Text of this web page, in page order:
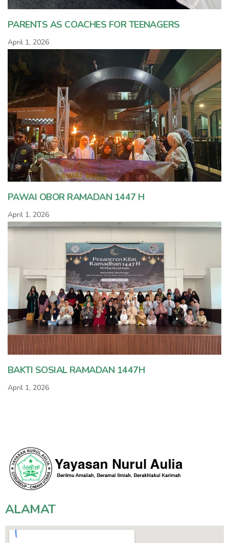
PARENTS AS COACHES FOR TEENAGERS
April 1, 2026
PAWAI OBOR RAMADAN 1447 H
April 1, 2026
BAKTI SOSIAL RAMADAN 1447H
April 1, 2026
ALAMAT